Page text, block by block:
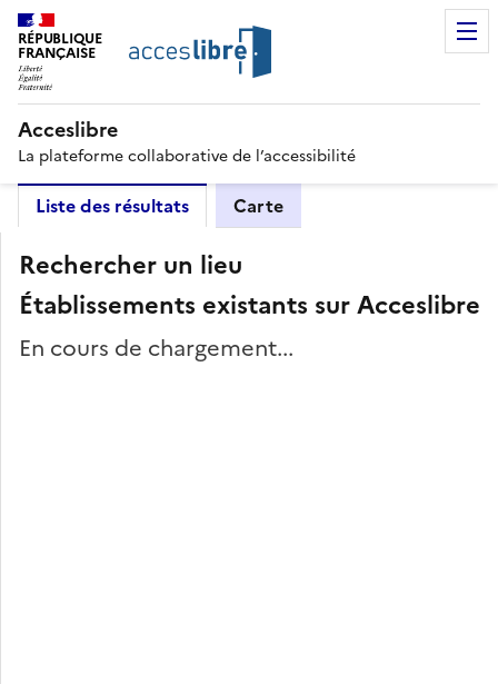
RÉPUBLIQUE
FRANÇAISE
Acceslibre
La plateforme collaborative de l’accessibilité
Liste des résultats Carte
Rechercher un lieu
Établissements existants sur Acceslibre
En cours de chargement...